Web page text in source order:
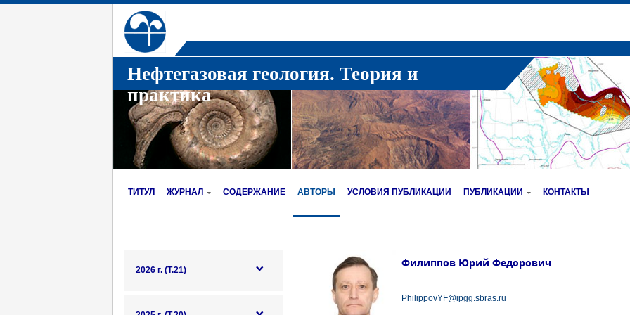
Нефтегазовая геология. Теория и
практика
ТИТУЛ ЖУРНАЛ СОДЕРЖАНИЕ АВТОРЫ УСЛОВИЯ ПУБЛИКАЦИИ ПУБЛИКАЦИИ КОНТАКТЫ
2026 г. (Т.21)
Филиппов Юрий Федорович
PhilippovYF@ipgg.sbras.ru